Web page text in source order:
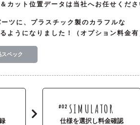
カット位置データは当社へお任せくださ
ツに、プラスチック製のカラフルな
ようになりました！（オプション料金有
スペック
#02 SIMULATOR
仕様を選択し料金確認